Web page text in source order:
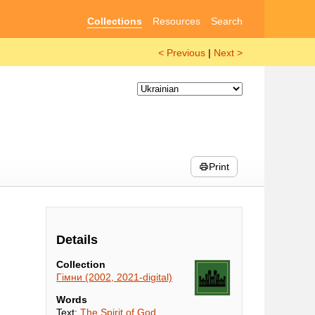
Collections Resources Search
< Previous | Next >
Print
Details
Collection
Гімни (2002, 2021-digital)
Words
Text:The Spirit of God